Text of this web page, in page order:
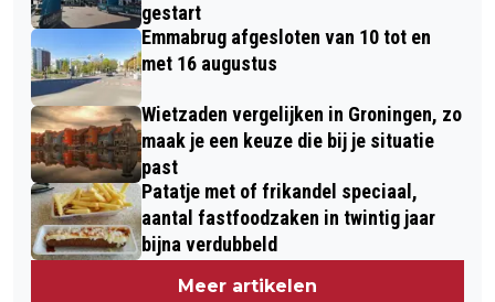
gestart
Emmabrug afgesloten van 10 tot en
met 16 augustus
Wietzaden vergelijken in Groningen, zo
maak je een keuze die bij je situatie
past
Patatje met of frikandel speciaal,
aantal fastfoodzaken in twintig jaar
bijna verdubbeld
Meer artikelen